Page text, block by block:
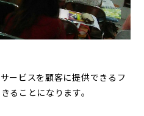
ービスを顧客に提供できるフ
ることになります。